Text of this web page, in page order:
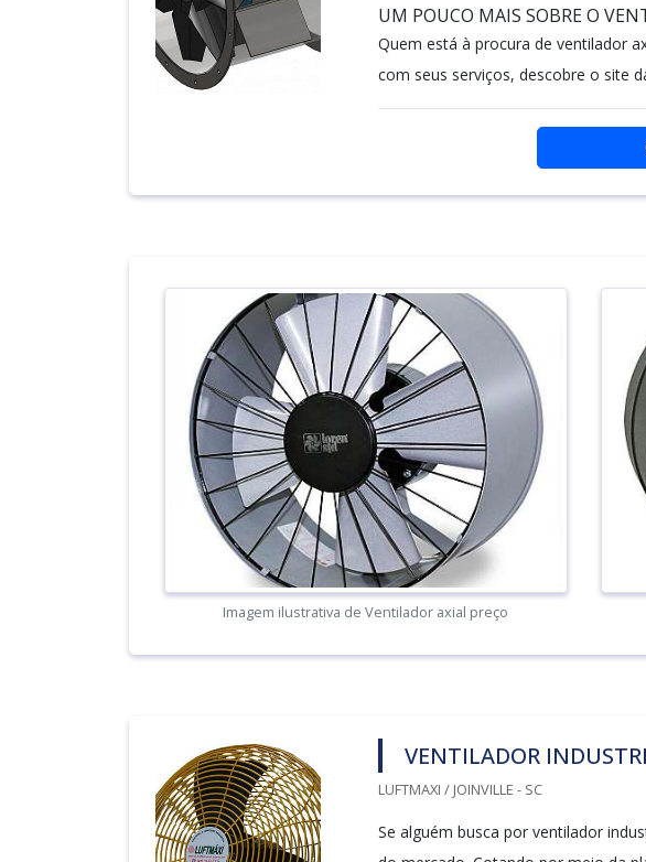
UM POUCO MAIS SOBRE O
Quem está à procura de ventilador
com seus serviços, descobre o site
Imagem ilustrativa de Ventilador axial preço
VENTILADOR
LUFTMAXI / JOINVILLE - SC
Se alguém busca por ventilador